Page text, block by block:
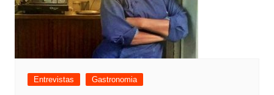
Entrevistas Gastronomia